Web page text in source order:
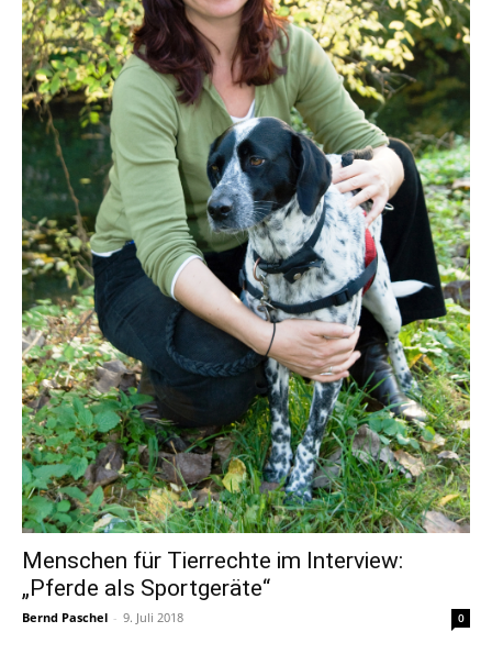
Menschen für Tierrechte im Interview:
„Pferde als Sportgeräte“
Bernd Paschel - 9. Juli 2018 0